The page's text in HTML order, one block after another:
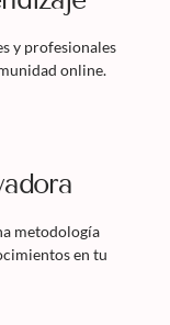
y profesionales
online.
metodología
en tu